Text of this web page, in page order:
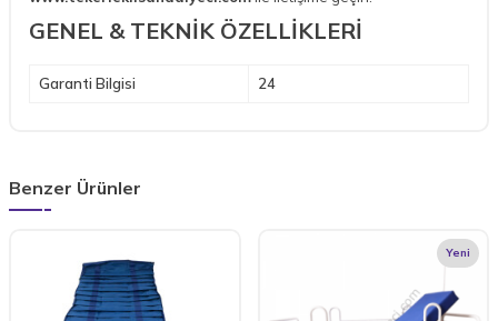
GENEL & TEKNİK ÖZELLİKLERİ
Garanti Bilgisi 24
Benzer Ürünler
Yeni